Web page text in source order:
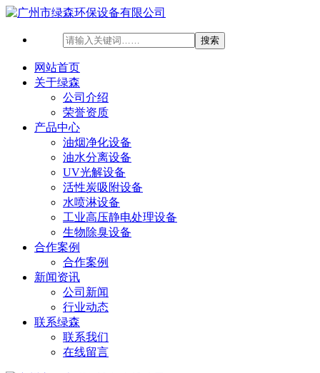
网站首页
关于绿森
公司介绍
荣誉资质
产品中心
油烟净化设备
油水分离设备
UV光解设备
活性炭吸附设备
水喷淋设备
工业高压静电处理设备
生物除臭设备
合作案例
合作案例
新闻资讯
公司新闻
行业动态
联系绿森
联系我们
在线留言